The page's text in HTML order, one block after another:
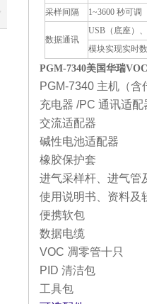
采样间隔 1~3600 秒可调
数据通讯
USB（底座）
模块实现实时
PGM-7340美国华瑞
PGM-7340 主机（含
充电器 /PC 通讯适配
交流适配器
碱性电池适配器
橡胶保护套
进气采样杆、进气管
使用说明书、资料及
便携软包
数据电缆
VOC 凋零管十只
PID 清洁包
工具包